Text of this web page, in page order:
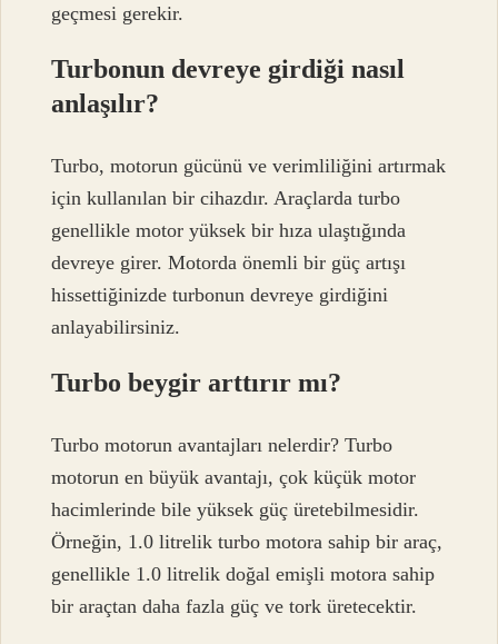
geçmesi gerekir.
Turbonun devreye girdiği nasıl
anlaşılır?
Turbo, motorun gücünü ve verimliliğini artırmak
için kullanılan bir cihazdır. Araçlarda turbo
genellikle motor yüksek bir hıza ulaştığında
devreye girer. Motorda önemli bir güç artışı
hissettiğinizde turbonun devreye girdiğini
anlayabilirsiniz.
Turbo beygir arttırır mı?
Turbo motorun avantajları nelerdir? Turbo
motorun en büyük avantajı, çok küçük motor
hacimlerinde bile yüksek güç üretebilmesidir.
Örneğin, 1.0 litrelik turbo motora sahip bir araç,
genellikle 1.0 litrelik doğal emişli motora sahip
bir araçtan daha fazla güç ve tork üretecektir.